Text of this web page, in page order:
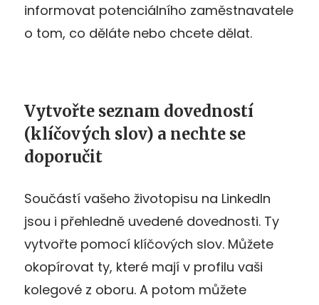
informovat potenciálního zaměstnavatele
o tom, co děláte nebo chcete dělat.
Vytvořte seznam dovedností
(klíčových slov) a nechte se
doporučit
Součástí vašeho životopisu na LinkedIn
jsou i přehledně uvedené dovednosti. Ty
vytvořte pomocí klíčových slov. Můžete
okopírovat ty, které mají v profilu vaši
kolegové z oboru. A potom můžete